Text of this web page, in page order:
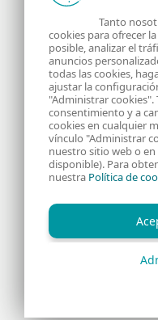
Noticias, opiniones y análisis
seguridad de ESET
Acerca de
Contáctanos
Información Legal
Política de
Tanto
cookies para ofrecer
posible, analizar el
anuncios
todas las cookies,
ajustar la
"Administrar cookies".
consentimiento y a
cookies en cualquier
vínculo "Administrar
nuestro sitio web o
disponible). Para
nuestra Política de